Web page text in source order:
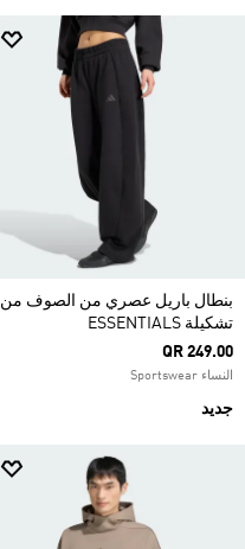
بنطال باريل عصري من الصوف من
تشكيلة ESSENTIALS
QR 249.00
النساء Sportswear
جديد